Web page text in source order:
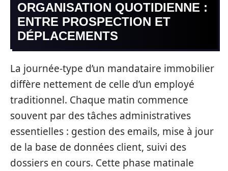
ORGANISATION QUOTIDIENNE :
ENTRE PROSPECTION ET
DÉPLACEMENTS
La journée-type d’un mandataire immobilier
diffère nettement de celle d’un employé
traditionnel. Chaque matin commence
souvent par des tâches administratives
essentielles : gestion des emails, mise à jour
de la base de données client, suivi des
dossiers en cours. Cette phase matinale